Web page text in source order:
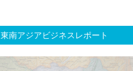
東南アジアビジネスレポート